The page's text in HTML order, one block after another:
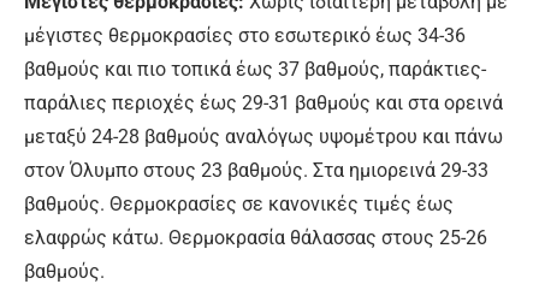
μέγιστες θερμοκρασίες στο εσωτερικό έως 34-36
βαθμούς και πιο τοπικά έως 37 βαθμούς, παράκτιες-
παράλιες περιοχές έως 29-31 βαθμούς και στα ορεινά
μεταξύ 24-28 βαθμούς αναλόγως υψομέτρου και πάνω
στον Όλυμπο στους 23 βαθμούς. Στα ημιορεινά 29-33
βαθμούς. Θερμοκρασίες σε κανονικές τιμές έως
ελαφρώς κάτω. Θερμοκρασία θάλασσας στους 25-26
βαθμούς.